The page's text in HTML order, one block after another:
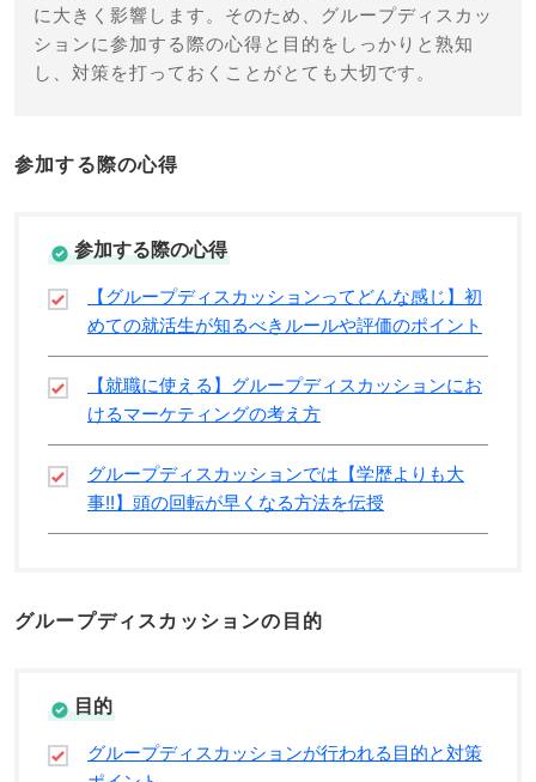
に大きく影響します。そのため、グループディスカッ
ションに参加する際の心得と目的をしっかりと熟知
し、対策を打っておくことがとても大切です。
参加する際の心得
参加する際の心得
【グループディスカッションってどんな感じ】初
めての就活生が知るべきルールや評価のポイント
【就職に使える】グループディスカッションにお
けるマーケティングの考え方
グループディスカッションでは【学歴よりも大
事!!】頭の回転が早くなる方法を伝授
グループディスカッションの目的
目的
グループディスカッションが行われる目的と対策